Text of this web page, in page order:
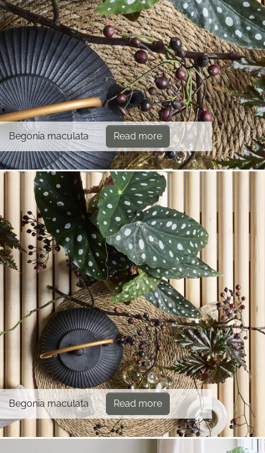
Begonia maculata Read more
Begonia maculata Read more